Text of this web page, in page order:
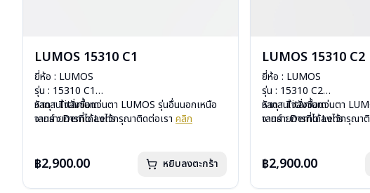
LUMOS 15310 C1
ยี่ห้อ : LUMOS
รุ่น : 15310 C1
วัสดุ : Titanium
เลนส์ : Demo Lens
อุปกรณ์ : กล่องแว่น , ผ้าเช็ดแว่น
หากสนใจสั่งชื้อแว่นตา LUMOS รุ่นอื่นนอกเหนือ
จากรายการที่ได้ลงไว้กรุณาติดต่อเรา คลิก
฿2,900.00 หยิบลงตะกร้า
LUMOS 15310 C2
ยี่ห้อ : LUMOS
รุ่น : 15310 C2
วัสดุ : Titanium
เลนส์ : Demo Lens
อุปกรณ์ : กล่องแว่น , ผ้าเช็
หากสนใจสั่งชื้อแว่นตา
จากรายการที่ได้ลงไว้กรุณา
฿2,900.00